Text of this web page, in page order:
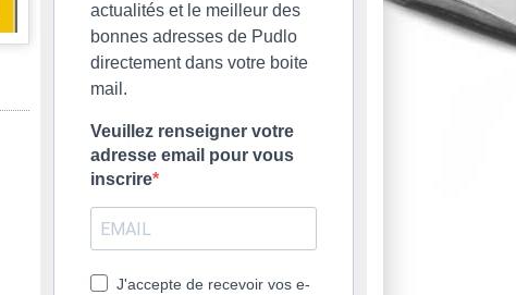
actualités et le meilleur des
bonnes adresses de Pudlo
directement dans votre boite
mail.
Veuillez renseigner votre
adresse email pour vous
inscrire
J'accepte de recevoir vos e-